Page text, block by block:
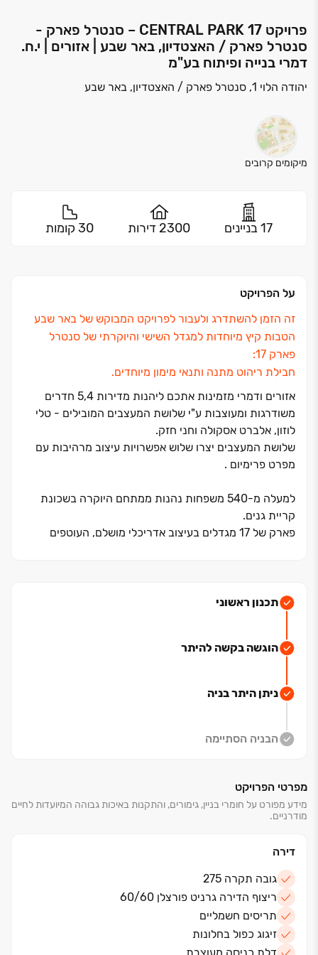
פרויקט CENTRAL PARK 17 – סנטרל פארק -
סנטרל פארק / האצטדיון, באר שבע | אזורים | י.ח.
דמרי בנייה ופיתוח בע"מ
יהודה הלוי 1, סנטרל פארק / האצטדיון, באר שבע
מיקומים קרובים
17 בניינים 2300 דירות 30 קומות
על הפרויקט
זה הזמן להשתדרג ולעבור לפרויקט המבוקש של באר שבע
הטבות קיץ מיוחדות למגדל השישי והיוקרתי של סנטרל
פארק ‏17:
חבילת ריהוט מתנה ותנאי מימון מיוחדים.
אזורים ודמרי מזמינות אתכם ליהנות מדירות ‏5,4 חדרים
משודרגות ומעוצבות ע"י שלושת המעצבים המובילים ‏- טלי
לוזון, אלברט אסקולה וחני חזק.
שלושת המעצבים יצרו שלוש אפשרויות עיצוב מרהיבות עם
מפרט פרימיום .
למעלה מ‏-‏540 משפחות נהנות ממתחם היוקרה בשכונת
קריית גנים.
פארק של ‏17 מגדלים בעיצוב אדריכלי מושלם, העוטפים
את החיים שלכם לתוססים, נוחים והרבה יותר טובים.
למגדלים בניו‏-יורק, מרחבים בדירה, תכנון אדריכלי מרהיב
מאפשרת לכם ליהנות מהאוויר הפתוח, נוף פנורמי מרהיב
ומנקודת תצפית פתוחה לפארק.
מסנטרל פארק ‏17 ב"ש, עכשיו במחירי השקה!
תכנון ראשוני
הוגשה בקשה להיתר
ניתן היתר בניה
הבניה הסתיימה
מפרטי הפרויקט
מידע מפורט על חומרי בניין, גימורים, והתקנות באיכות גבוהה המיועדות לחיים
מודרניים.
דירה
גובה תקרה 275
ריצוף הדירה גרניט פורצלן 60/60
תריסים חשמליים
זיגוג כפול בחלונות